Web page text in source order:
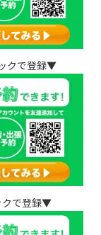
クで登録▼
クで登録▼